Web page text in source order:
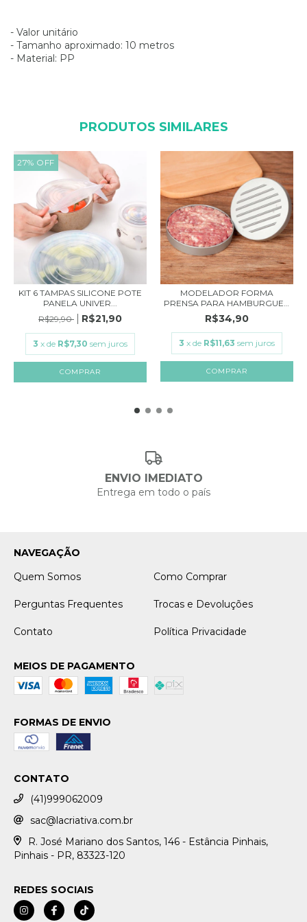
- Valor unitário
- Tamanho aproximado: 10 metros
- Material: PP
PRODUTOS SIMILARES
27% OFF
KIT 6 TAMPAS SILICONE POTE
PANELA UNIVER...
R$29,90
R$21,90
3 x de R$7,30 sem juros
COMPRAR
MODELADOR FORMA
PRENSA PARA HAMBURGUER
G...
R$34,90
3 x de R$11,63 sem juros
ENVIO IMEDIATO
Entrega em todo o país
NAVEGAÇÃO
Quem Somos
Como Comprar
Perguntas Frequentes Trocas e Devoluções
Contato Política Privacidade
MEIOS DE PAGAMENTO
FORMAS DE ENVIO
CONTATO
(41)999062009
sac@lacriativa.com.br
R. José Mariano dos Santos, 146 - Estância Pinhais,
Pinhais - PR, 83323-120
REDES SOCIAIS